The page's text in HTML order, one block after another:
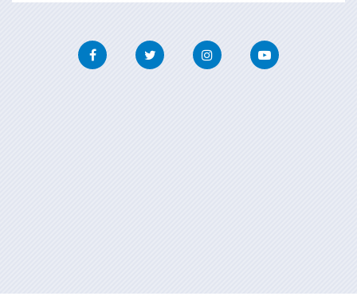
FacebookTwitter InstagramYoutube